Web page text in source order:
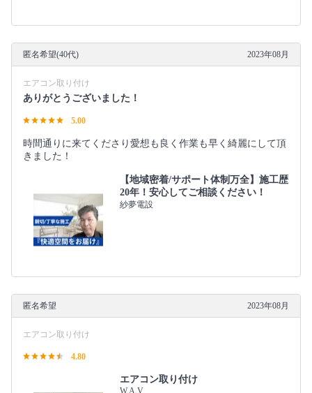
匿名希望(40代) 2023年08月
エアコン取り付け
ありがとうございました！
5.00
時間通りに来てくださり愛想も良く作業も早く綺麗にして頂
きました！
【地域密着/サポート体制万全】施工歴
20年！安心してご相談ください！
紗夢電設
匿名希望 2023年08月
エアコン取り付け
4.80
エアコン取り付け
W.A.V